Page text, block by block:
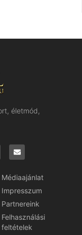
életmód,
Médiaajánlat
Impresszum
Partnereink
Felhasználási
feltételek